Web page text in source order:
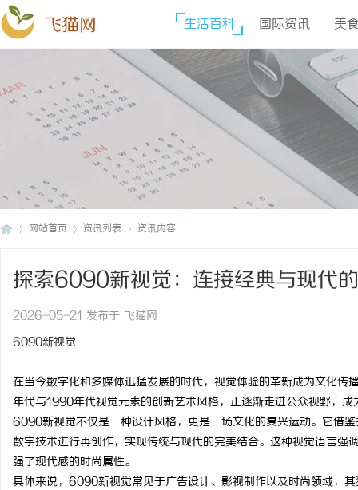
飞猫网 生活百科 国际资讯 美
网站首页 资讯列表 资讯内容
探索6090新视觉：连接经典与现代
2026-05-21 发布于 飞猫网
6090新视觉
在当今数字化和多媒体迅猛发展的时代，视觉体验的革新成为文化
年代与1990年代视觉元素的创新艺术风格，正逐渐走进公众视野，
6090新视觉不仅是一种设计风格，更是一场文化的复兴运动。它借
数字技术进行再创作，实现传统与现代的完美结合。这种视觉语言
强了现代感的时尚属性。
具体来说，6090新视觉常见于广告设计、影视制作以及时尚领域，